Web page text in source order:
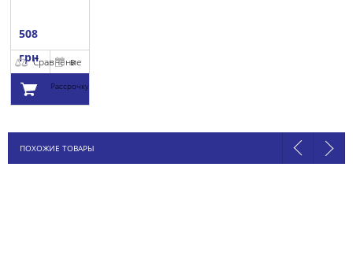
508
грнСравнение
В
Рассрочку
корзину
ПОХОЖИЕ ТОВАРЫ